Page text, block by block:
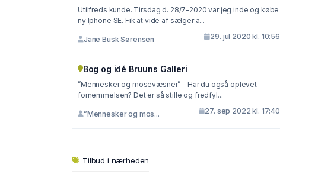
Utilfreds kunde. Tirsdag d. 28/7-2020 var jeg inde og købe
ny Iphone SE. Fik at vide af sælger a...
Jane Busk Sørensen 29. jul 2020 kl. 10:56
Bog og idé Bruuns Galleri
”Mennesker og mosevæsner” - Har du også oplevet
fornemmelsen? Det er så stille og fredfyl...
”Mennesker og mos... 27. sep 2022 kl. 17:40
Tilbud i nærheden